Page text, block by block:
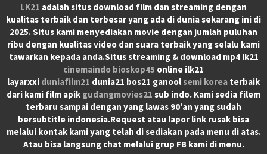
LK21 adalah situs download film dan streaming dengan
kualitas terbaik dan terbesar yang ada di dunia sekarang ini di
2025. Situs kami menyediakan movie dengan jumlah puluhan
ribu dengan kualitas video dan suara terbaik yang selalu kami
tawarkan kepada anda.Situs streaming & download mp4 lk21
cinemaindo bioskop45 online ilk21
layarxxi duniafilm21 dunia21 bos21 ganool semi korea terbaik
dari kami film apik gudangmovies21 sub indo. Kami sedia filem
terbaru sampai dengan yang lawas 90’an yang sudah
bersubtitle indonesia.Request atau lapor link rusak bisa
melalui kontak kami yang telah di sediakan pada menu di atas.
Atau bisa langsung chat melalui grup FB kami di menu.